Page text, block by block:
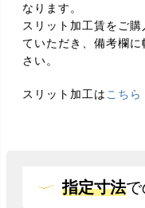
なります。
スリット加工賃をご
ていただき、備考欄
さい。
スリット加工は こちら
指定寸法で